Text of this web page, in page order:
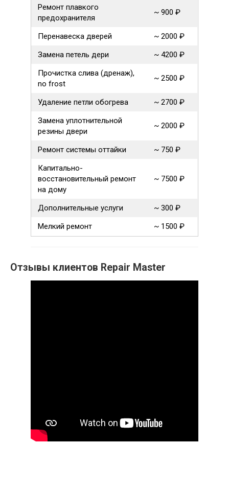
Ремонт плавкого
предохранителя
~ 900 ₽
Перенавеска дверей
~ 2000 ₽
Замена петель дери
~ 4200 ₽
Прочистка слива (дренаж),
no frost
~ 2500 ₽
Удаление петли обогрева
~ 2700 ₽
Замена уплотнительной
резины двери
~ 2000 ₽
Ремонт системы оттайки
~ 750 ₽
Капитально-
восстановительный ремонт
на дому
~ 7500 ₽
Дополнительные услуги
~ 300 ₽
Мелкий ремонт
~ 1500 ₽
Отзывы клиентов Repair Master